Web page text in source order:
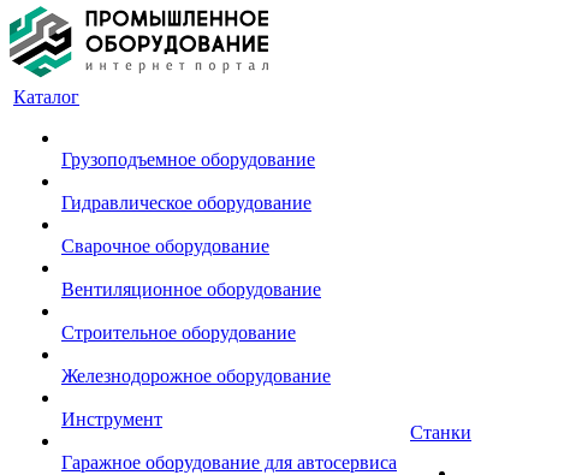
Каталог
Грузоподъемное оборудование
Гидравлическое оборудование
Сварочное оборудование
Вентиляционное оборудование
Строительное оборудование
Железнодорожное оборудование
Инструмент
Гаражное оборудование для автосервиса
Станки